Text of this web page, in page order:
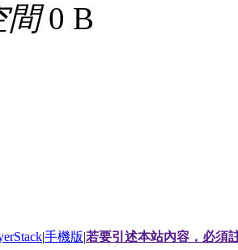
間0 B
|手機版|若要引述本站內容，必須